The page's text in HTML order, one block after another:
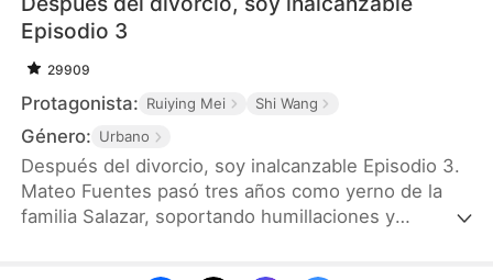
Episodio 3
29909
Protagonista: Ruiying Mei Shi Wang
Género: Urbano
Después del divorcio, soy inalcanzable Episodio 3.
Mateo Fuentes pasó tres años como yerno de la
familia Salazar, soportando humillaciones y